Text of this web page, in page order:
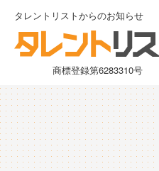
タレントリストからのお知らせ
商標登録第6283310号